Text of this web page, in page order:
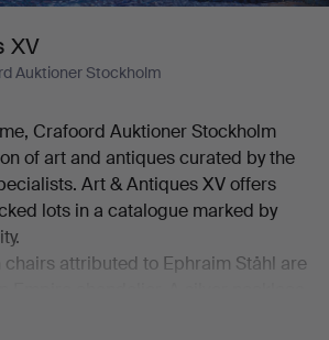
XV
Auktioner Stockholm
Crafoord Auktioner Stockholm
of art and antiques curated by the
Art & Antiques XV offers
lots in a catalogue marked by
chairs attributed to Ephraim Ståhl are
Castman in Eksjö in 1793